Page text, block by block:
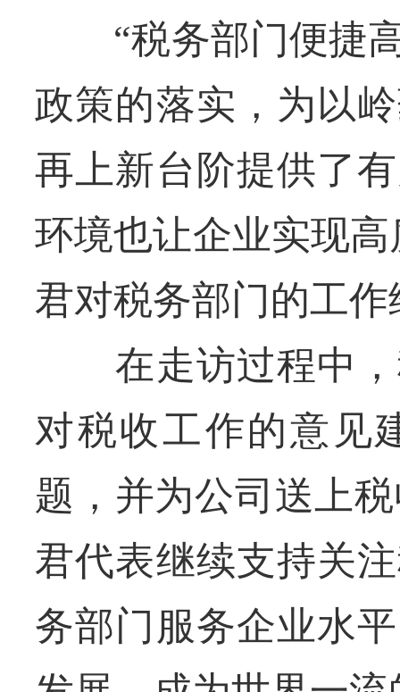
“税务部门便捷高
政策的落实，为以
再上新台阶提供了
环境也让企业实现
君对税务部门的工
在走访过程中，
对税收工作的意见
题，并为公司送上
君代表继续支持关
务部门服务企业水